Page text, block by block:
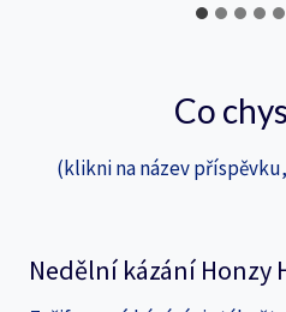
Co
(klikni na název
Nedělní kázání Honzy